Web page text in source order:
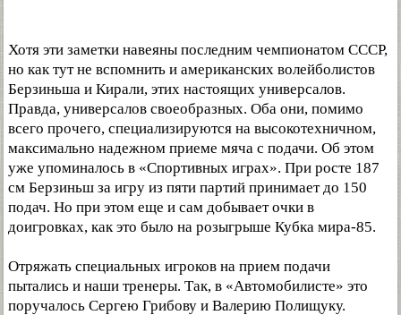
Хотя эти заметки навеяны последним чемпионатом СССР,
но как тут не вспомнить и американских волейболистов
Берзиньша и Кирали, этих настоящих универсалов.
Правда, универсалов своеобразных. Оба они, помимо
всего прочего, специализируются на высокотехничном,
максимально надежном приеме мяча с подачи. Об этом
уже упоминалось в «Спортивных играх». При росте 187
см Берзиньш за игру из пяти партий принимает до 150
подач. Но при этом еще и сам добывает очки в
доигровках, как это было на розыгрыше Кубка мира-85.
Отряжать специальных игроков на прием подачи
пытались и наши тренеры. Так, в «Автомобилисте» это
поручалось Сергею Грибову и Валерию Полищуку.